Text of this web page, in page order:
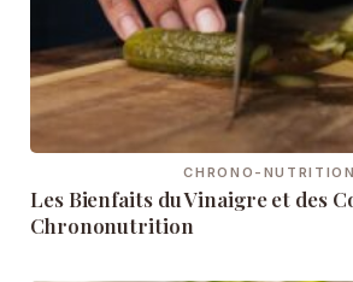
CHRONO-NUTRITION
Les Bienfaits du Vinaigre et des
Chrononutrition